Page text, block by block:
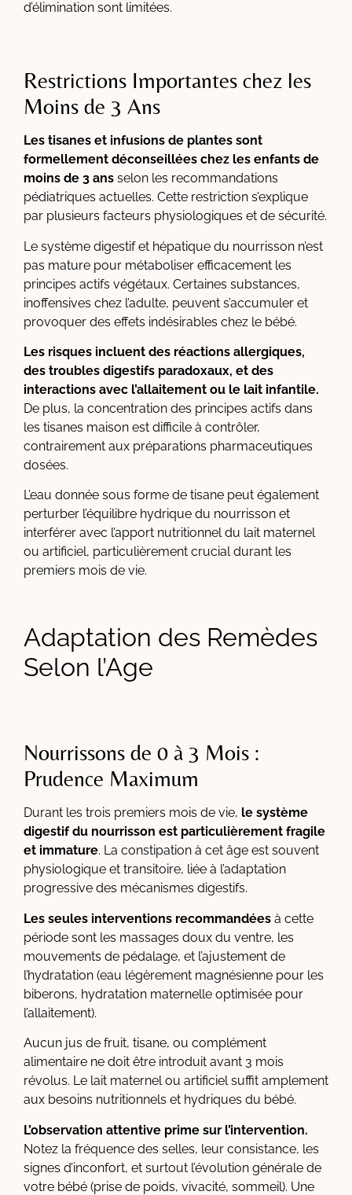
d’élimination sont limitées.
Restrictions Importantes chez les
Moins de 3 Ans
Les tisanes et infusions de plantes sont
formellement déconseillées chez les enfants de
moins de 3 ans selon les recommandations
pédiatriques actuelles. Cette restriction s’explique
par plusieurs facteurs physiologiques et de sécurité.
Le système digestif et hépatique du nourrisson n’est
pas mature pour métaboliser efficacement les
principes actifs végétaux. Certaines substances,
inoffensives chez l’adulte, peuvent s’accumuler et
provoquer des effets indésirables chez le bébé.
Les risques incluent des réactions allergiques,
des troubles digestifs paradoxaux, et des
interactions avec l’allaitement ou le lait infantile.
De plus, la concentration des principes actifs dans
les tisanes maison est difficile à contrôler,
contrairement aux préparations pharmaceutiques
dosées.
L’eau donnée sous forme de tisane peut également
perturber l’équilibre hydrique du nourrisson et
interférer avec l’apport nutritionnel du lait maternel
ou artificiel, particulièrement crucial durant les
premiers mois de vie.
Adaptation des Remèdes
Selon l’Age
Nourrissons de 0 à 3 Mois :
Prudence Maximum
Durant les trois premiers mois de vie, le système
digestif du nourrisson est particulièrement fragile
et immature. La constipation à cet âge est souvent
physiologique et transitoire, liée à l’adaptation
progressive des mécanismes digestifs.
Les seules interventions recommandées à cette
période sont les massages doux du ventre, les
mouvements de pédalage, et l’ajustement de
l’hydratation (eau légèrement magnésienne pour les
biberons, hydratation maternelle optimisée pour
l’allaitement).
Aucun jus de fruit, tisane, ou complément
alimentaire ne doit être introduit avant 3 mois
révolus. Le lait maternel ou artificiel suffit amplement
aux besoins nutritionnels et hydriques du bébé.
L’observation attentive prime sur l’intervention.
Notez la fréquence des selles, leur consistance, les
signes d’inconfort, et surtout l’évolution générale de
votre bébé (prise de poids, vivacité, sommeil). Une